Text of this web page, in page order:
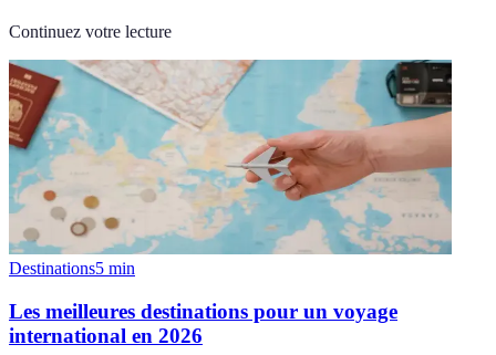
Continuez votre lecture
Destinations5 min
Les meilleures destinations pour un voyage
international en 2026